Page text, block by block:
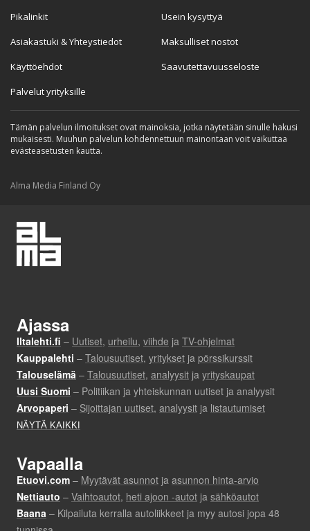
Pikalinkit
Asiakastuki & Yhteystiedot
Käyttöehdot
Palvelut yrityksille
Usein kysyttyä
Maksulliset nostot
Saavutettavuusseloste
Tämän palvelun ilmoitukset ovat mainoksia, jotka näytetään sinulle hakusi
mukaisesti. Muuhun palvelun kohdennettuun mainontaan voit vaikuttaa
evästeasetusten kautta.
Alma Media Finland Oy